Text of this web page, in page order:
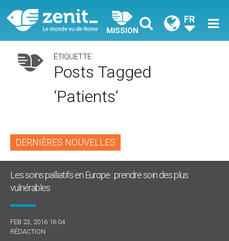
MISSION
FR
ÉTIQUETTE
Posts Tagged
‘patients’
DERNIÈRES NOUVELLES
Les soins palliatifs en Europe : prendre soin des plus
vulnérables
FEB 23, 2016 16:04
RÉDACTION